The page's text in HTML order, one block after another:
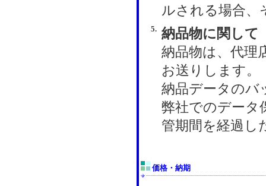
ルされる場合、
5. 納品物に関して
納品物は、代理
お送りします。
納品データのバ
弊社でのデータ
管期間を経過し
価格・納期